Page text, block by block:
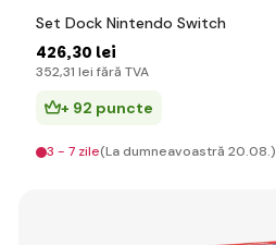
Set Dock Nintendo Switch
426,30 lei
352,31 lei fără TVA
+ 92 puncte
3 - 7 zile(La dumneavoastră 20.08.)